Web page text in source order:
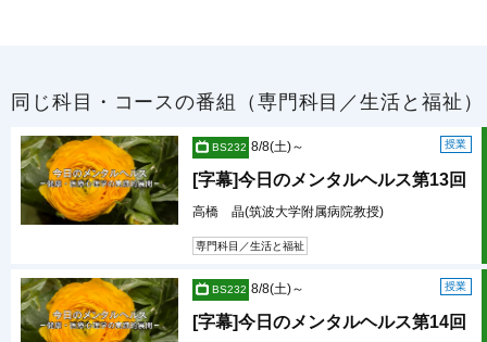
同じ科目・コースの番組（専門科目／生活と福祉）
BS232 授業
8/8(土)～
[字幕]今日のメンタルヘルス第13回
高橋 晶(筑波大学附属病院教授)
専門科目／生活と福祉
BS232 授業
8/8(土)～
[字幕]今日のメンタルヘルス第14回